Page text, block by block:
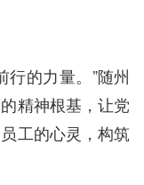
行的力量。”随州
精神根基，让党
工的心灵，构筑